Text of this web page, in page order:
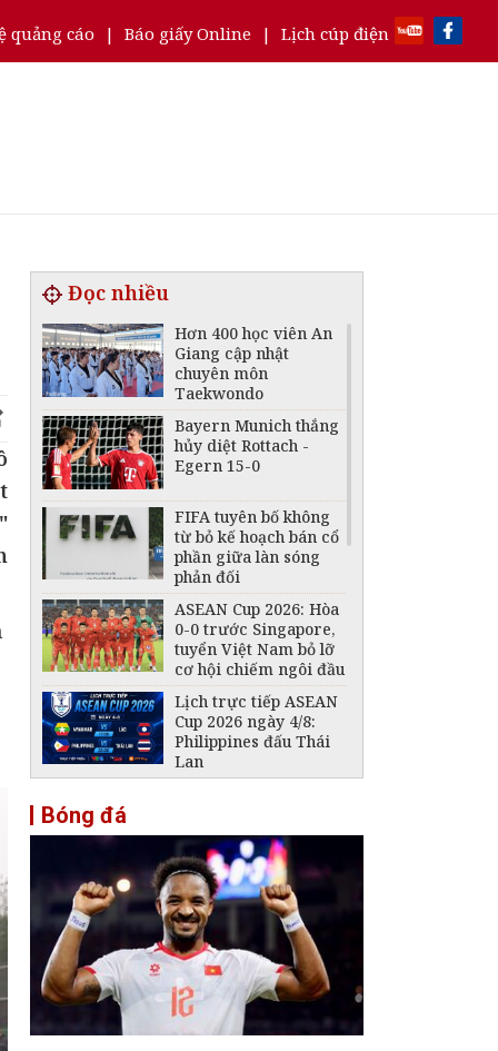
quảng cáo | Báo giấy Online | Lịch cúp điện
Đọc nhiều
Hơn 400 học viên An
Giang cập nhật
chuyên môn
Taekwondo
Bayern Munich thắng
hủy diệt Rottach -
Egern 15-0
FIFA tuyên bố không
từ bỏ kế hoạch bán cổ
phần giữa làn sóng
phản đối
ASEAN Cup 2026: Hòa
0-0 trước Singapore,
tuyển Việt Nam bỏ lỡ
cơ hội chiếm ngôi đầu
Lịch trực tiếp ASEAN
Cup 2026 ngày 4/8:
Philippines đấu Thái
Lan
Indonesia đấu Việt
Nam
Đội tuyển Futsal Việt
Nam gây bất ngờ
trước đội xếp hạng 7
thế giới
Đội tuyển Việt Nam
thắng thuyết phục
Indonesia, vươn lên
dẫn đầu bảng A
Bóng đá